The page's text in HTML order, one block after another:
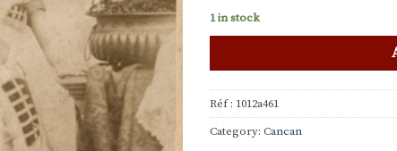
1 in stock
Réf : 1012a461
Category: Cancan